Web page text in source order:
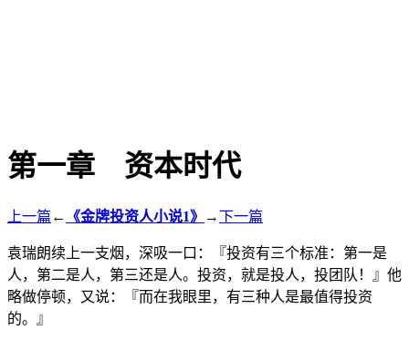
第一章 资本时代
上一篇 ← 《金牌投资人小说1》 →下一篇
袁瑞朗续上一支烟，深吸一口：『投资有三个标准：第一是
人，第二是人，第三还是人。投资，就是投人，投团队！』他
略做停顿，又说：『而在我眼里，有三种人是最值得投资
的。』